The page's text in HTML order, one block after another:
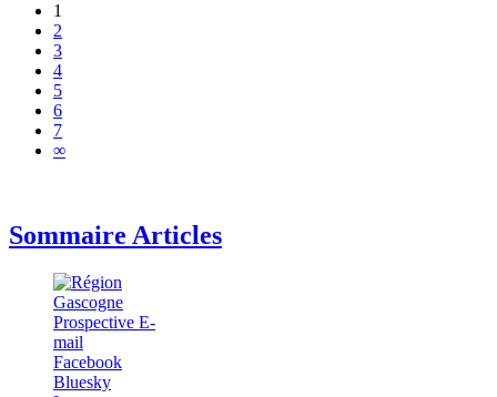
1
2
3
4
5
6
7
∞
Sommaire Articles